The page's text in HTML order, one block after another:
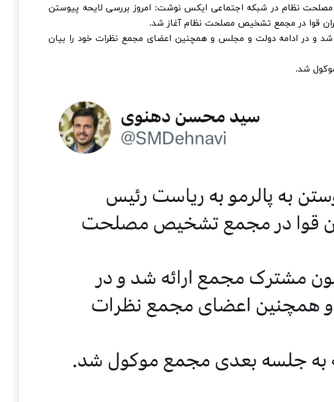
نظام در شبکه اجتماعی ایکس نوشت: امروز بررسی لایحه پیوستن
قوا در مجمع تشخیص مصلحت نظام آغاز شد.
شد و در ادامه دولت و مجلس و همچنین اعضای مجمع نظرات خود را بیان
شد.